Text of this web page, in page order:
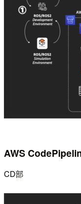
AWS
CD部